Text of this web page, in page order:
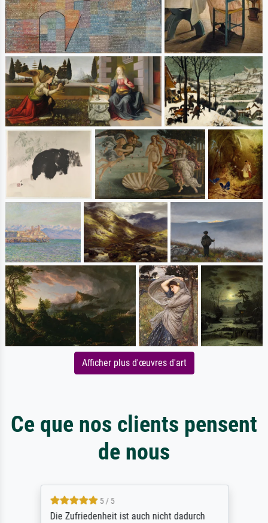
Afficher plus d'œuvres d'art
Ce que nos clients pensent
de nous
5 / 5
Die Zufriedenheit ist auch nicht dadurch